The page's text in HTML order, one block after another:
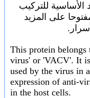
للتركيب
على المزيد
This protein
virus' or 'VACV'. It
used by the virus in
expression of anti-
in the host cells.